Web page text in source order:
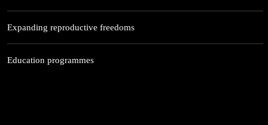
Expanding reproductive freedoms
Education programmes